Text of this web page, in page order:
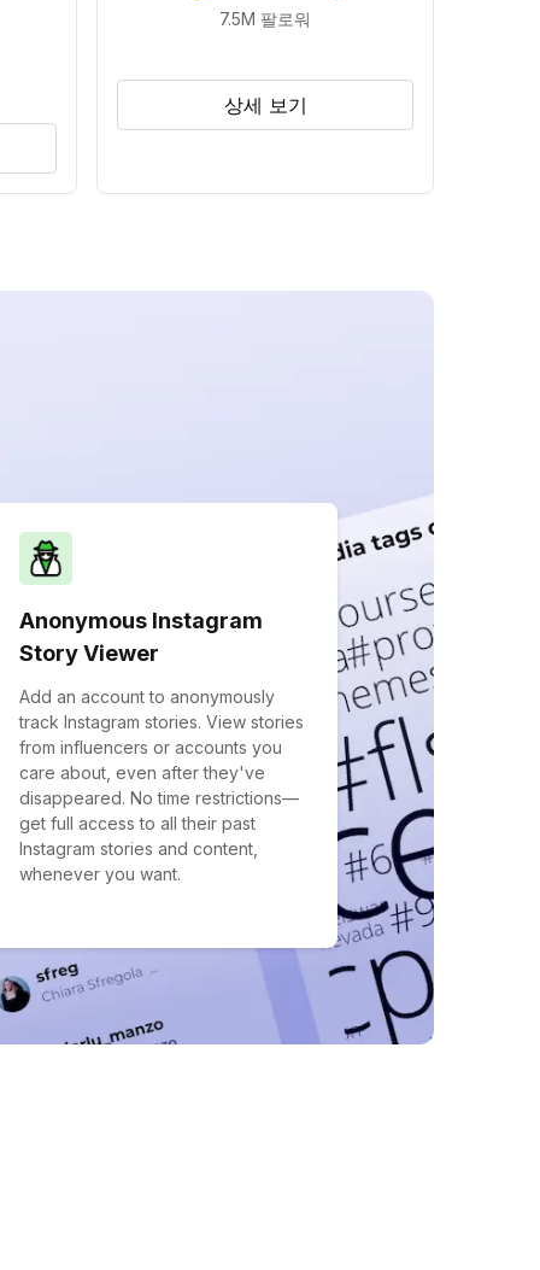
7.5M 팔로워
상세 보기
Anonymous Instagram
Story Viewer
Add an account to anonymously
track Instagram stories. View stories
from influencers or accounts you
care about, even after they've
disappeared. No time restrictions—
get full access to all their past
Instagram stories and content,
whenever you want.